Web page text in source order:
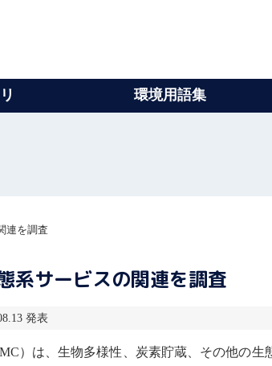
環境用語集
連を調査
系サービスの関連を調査
発表
）は、生物多様性 、炭素貯蔵、その他の生